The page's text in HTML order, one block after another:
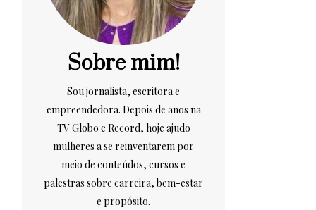
Sobre mim!
Sou jornalista, escritora e
empreendedora. Depois de anos na
TV Globo e Record, hoje ajudo
mulheres a se reinventarem por
meio de conteúdos, cursos e
palestras sobre carreira, bem-estar
e propósito.